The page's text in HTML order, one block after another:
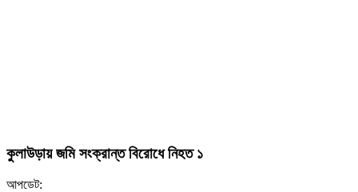
কুলাউড়ায় জমি সংক্রান্ত বিরোধে নিহত ১
আপডেট: